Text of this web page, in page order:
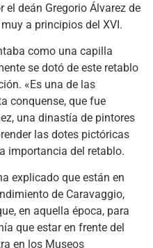
deán Gregorio Álvarez de
a principios del XVI.
como una capilla
se dotó de este retablo
«Es una de las
conquense, que fue
una dinastía de pintores
las dotes pictóricas
importancia del retablo.
explicado que están en
de Caravaggio,
en aquella época, para
que estar en frente del
en los Museos